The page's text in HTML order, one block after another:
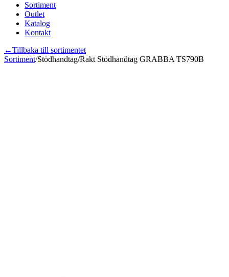
Sortiment
Outlet
Katalog
Kontakt
←Tillbaka till sortimentet
Sortiment/Stödhandtag/Rakt Stödhandtag GRABBA TS790B